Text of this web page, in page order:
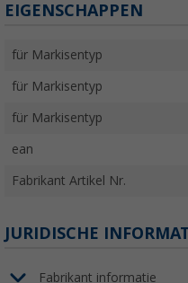
EIGENSCHAPPEN
für Markisentyp
für Markisentyp
für Markisentyp
ean
Fabrikant Artikel Nr.
JURIDISCHE
Fabrikant informatie